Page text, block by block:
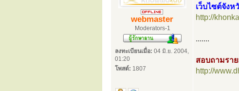
webmaster
Moderators-1
ลงทะเบียนเมื่อ: 04 มิ.ย. 2004,
01:20
โพสต์: 1807
เว็บไซต์จัง
http://
.......
สอบถามรา
http://